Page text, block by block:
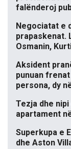
falënderoj
Negociatat e
prapaskenat.
Osmanin,
Aksident
punuan
persona, dy
Tezja dhe
apartament
Superkupa e
dhe Aston